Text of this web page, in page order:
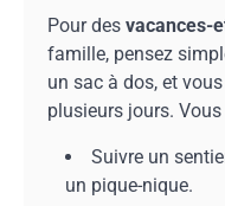
Pour des vacances-
famille, pensez
un sac à dos, et
plusieurs jours.
Suivre un
un pique-nique.